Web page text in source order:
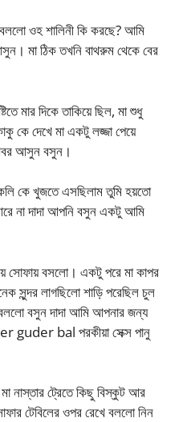
ওহ শালিনী কি করছে? আমি
মা ঠিক তখনি বাথরুম থেকে বের
মার দিকে তাকিয়ে ছিল, মা শুধু
কে দেখে মা একটু লজ্জা পেয়ে
আসুন বসুন।
কে খুজতে এসছিলাম তুমি হয়তো
না দাদা আপনি বসুন একটু আমি
সোফায় বসলো। একটু পরে মা কাপর
সুন্দর লাগছিলো শাড়ি পরেছিল চুল
বসুন দাদা আমি আপনার জন্য
bal পরকীয়া সেক্স পানু
নাস্তার ট্রেতে কিছু বিস্কুট আর
টেবিলের ওপর রেখে বললো নিন